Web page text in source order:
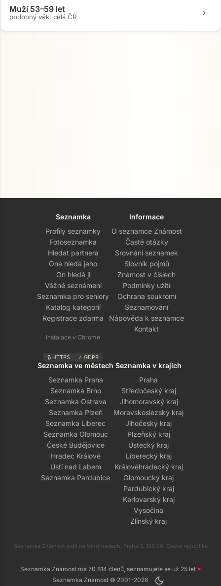
Muži 53–59 let
podobný věk, celá ČR chevron_right
Seznamka
Profily seznamky
Fotoseznamka
Hledat partnera
Ona hledá jeho
On hledá ji
Vážné seznámení
Seznamka pro seniory
Katalog kategorií
Registrace zdarma
Instalace v Chrome
🔒 HTTPS ✓ GDPR
Informace
O seznamce Známost
Časté otázky
Srovnání seznamek
Slovník pojmů
Známost v číslech
Podmínky užití
Ochrana soukromí
Seznamování
Nápověda k seznamce
Kontakt
Seznamka ve městech
Seznamka Praha
Seznamka Brno
Seznamka Ostrava
Seznamka Plzeň
Seznamka Liberec
Seznamka Olomouc
České Budějovice
Hradec Králové
Ústí nad Labem
Seznamka Pardubice
Seznamka v krajích
Praha
Středočeský kraj
Jihomoravský kraj
Moravskoslezský kraj
Jihočeský kraj
Plzeňský kraj
Ústecký kraj
Liberecký kraj
Královéhradecký kraj
Olomoucký kraj
Pardubický kraj
Karlovarský kraj
Vysočina
Zlínský kraj
Seznamka Známost sídlí na Vinohradech, Praha 3, 130 00, Česká republika
Seznamka Známost má 70 814 členů, seznamujete se už 25 let ♥
Seznamka Známost © 2001–2026
dark_mode